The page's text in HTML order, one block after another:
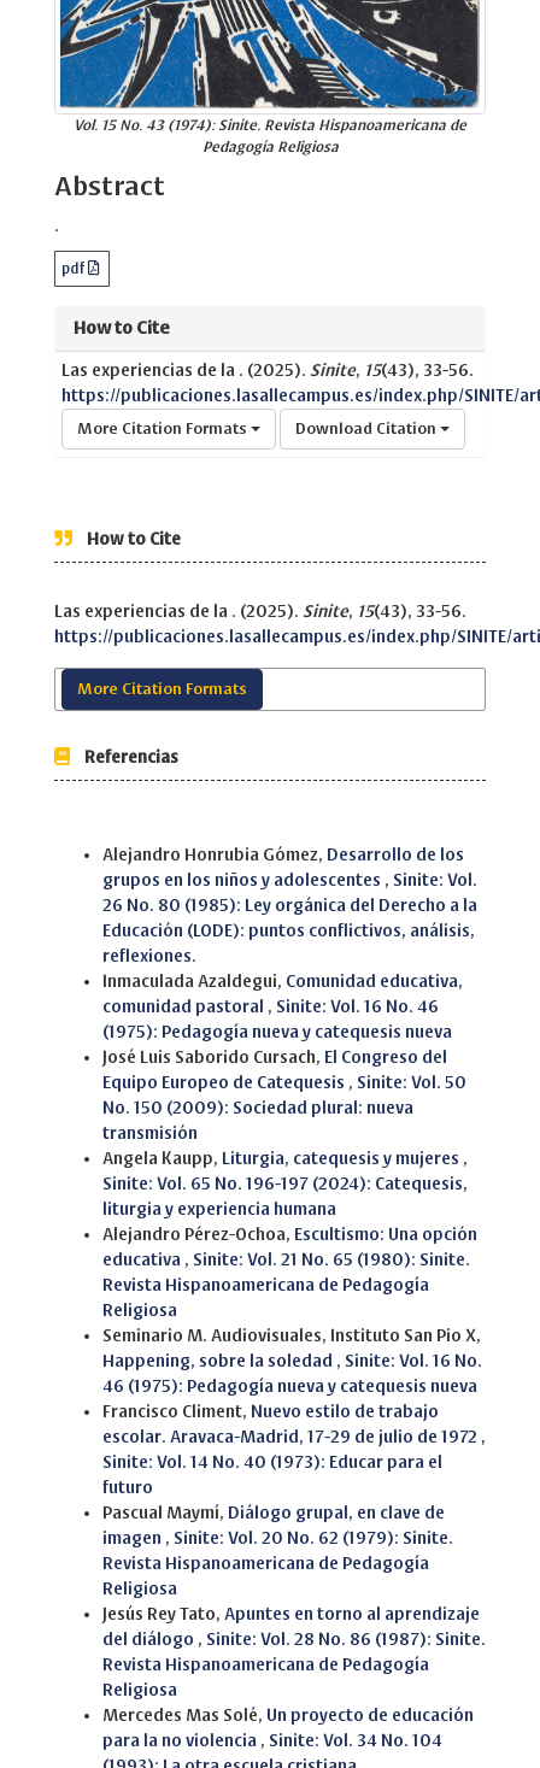
Vol. 15 No. 43 (1974): Sinite. Revista Hispanoamericana de
Pedagogía Religiosa
Abstract
.
pdf
How to Cite
Las experiencias de la . (2025). Sinite, 15(43), 33-56.
https://publicaciones.lasallecampus.es/index.php/SINITE/
More Citation Formats Download Citation
How to Cite
Las experiencias de la . (2025). Sinite, 15(43), 33-56.
https://publicaciones.lasallecampus.es/index.php/SINITE/
More Citation Formats
Referencias
Alejandro Honrubia Gómez, Desarrollo de los
grupos en los niños y adolescentes , Sinite: Vol.
26 No. 80 (1985): Ley orgánica del Derecho a la
Educación (LODE): puntos conflictivos, análisis,
reflexiones.
Inmaculada Azaldegui, Comunidad educativa,
comunidad pastoral , Sinite: Vol. 16 No. 46
(1975): Pedagogía nueva y catequesis nueva
José Luis Saborido Cursach, El Congreso del
Equipo Europeo de Catequesis , Sinite: Vol. 50
No. 150 (2009): Sociedad plural: nueva
transmisión
Angela Kaupp, Liturgia, catequesis y mujeres ,
Sinite: Vol. 65 No. 196-197 (2024): Catequesis,
liturgia y experiencia humana
Alejandro Pérez-Ochoa, Escultismo: Una opción
educativa , Sinite: Vol. 21 No. 65 (1980): Sinite.
Revista Hispanoamericana de Pedagogía
Religiosa
Seminario M. Audiovisuales, Instituto San Pio X,
Happening, sobre la soledad , Sinite: Vol. 16 No.
46 (1975): Pedagogía nueva y catequesis nueva
Francisco Climent, Nuevo estilo de trabajo
escolar. Aravaca-Madrid, 17-29 de julio de 1972 ,
Sinite: Vol. 14 No. 40 (1973): Educar para el
futuro
Pascual Maymí, Diálogo grupal, en clave de
imagen , Sinite: Vol. 20 No. 62 (1979): Sinite.
Revista Hispanoamericana de Pedagogía
Religiosa
Jesús Rey Tato, Apuntes en torno al aprendizaje
del diálogo , Sinite: Vol. 28 No. 86 (1987): Sinite.
Revista Hispanoamericana de Pedagogía
Religiosa
Mercedes Mas Solé, Un proyecto de educación
para la no violencia , Sinite: Vol. 34 No. 104